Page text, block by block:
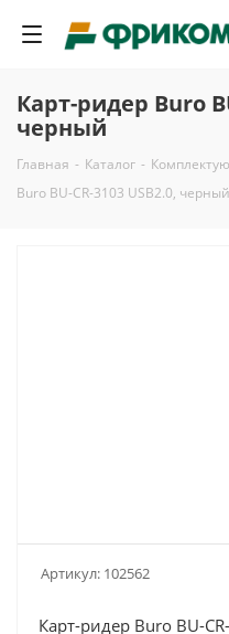
Карт-ридер Buro
черный
Главная - Каталог -
Buro BU-CR-3103 USB2.0, черный
Артикул: 102562
Карт-ридер Buro BU-